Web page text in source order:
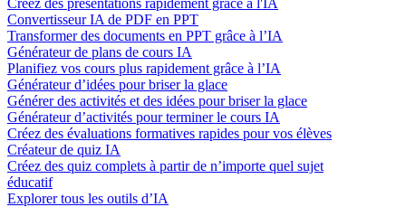
Créez des présentations rapidement grâce à l'IA
Convertisseur IA de PDF en PPT
Transformer des documents en PPT grâce à l’IA
Générateur de plans de cours IA
Planifiez vos cours plus rapidement grâce à l’IA
Générateur d’idées pour briser la glace
Générer des activités et des idées pour briser la glace
Générateur d’activités pour terminer le cours IA
Créez des évaluations formatives rapides pour vos élèves
Créateur de quiz IA
Créez des quiz complets à partir de n’importe quel sujet
éducatif
Explorer tous les outils d’IA